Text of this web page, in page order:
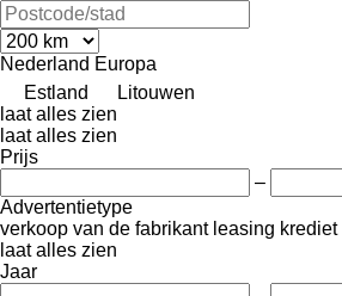
Nederland Europa
Estland
Litouwen
laat alles zien
laat alles zien
Prijs
–
Advertentietype
verkoop van de fabrikant leasing krediet
laat alles zien
Jaar